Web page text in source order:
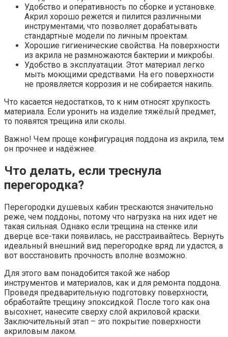
Удобство и оперативность по сборке и установке.
Акрил хорошо режется и пилится различными
инструментами, что позволяет дорабатывать
стандартные модели по личным проектам.
Хорошие гигиенические свойства. На поверхности
из акрила не размножаются бактерии и микробы.
Удобство в эксплуатации. Этот материал легко
мыть моющими средствами. На его поверхности
не проявляется коррозия и не собирается накипь.
Что касается недостатков, то к ним относят хрупкость
материала. Если уронить на изделие тяжёлый предмет,
то появятся трещина или сколы.
Важно! Чем проще конфигурация поддона из акрила, тем
он прочнее и надёжнее.
Что делать, если треснула
перегородка?
Перегородки душевых кабин трескаются значительно
реже, чем поддоны, потому что нагрузка на них идет не
такая сильная. Однако если трещина на стенке или
дверце все-таки появилась, не расстраивайтесь. Вернуть
идеальный внешний вид перегородке вряд ли удастся, а
вот восстановить прочность вполне возможно.
Для этого вам понадобится такой же набор
инструментов и материалов, как и для ремонта поддона.
Проведя предварительную подготовку поверхности,
обработайте трещину эпоксидкой. После того как она
высохнет, нанесите сверху слой акриловой краски.
Заключительный этап – это покрытие поверхности
акриловым лаком.